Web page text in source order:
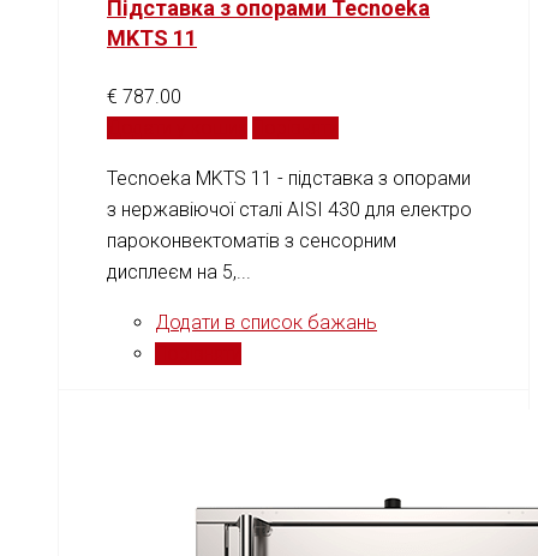
Підставка з опорами Tecnoeka
MKTS 11
€ 787.00
Tecnoeka MKTS 11 - підставка з опорами
з нержавіючої сталі AISI 430 для електро
пароконвектоматів з сенсорним
дисплеєм на 5,...
Додати в список бажань